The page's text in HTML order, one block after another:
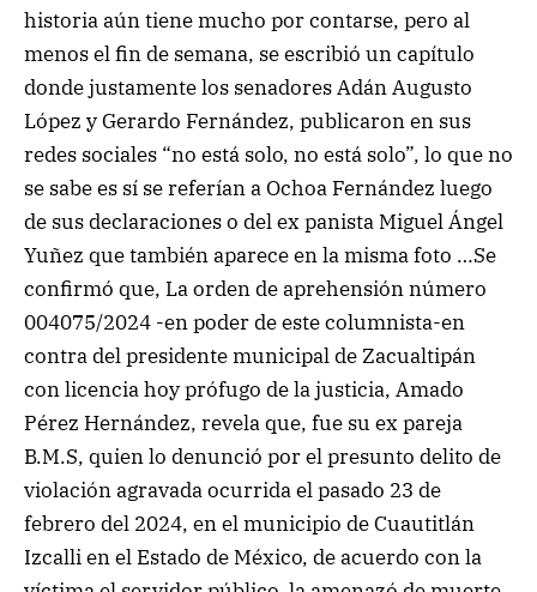
historia aún tiene mucho por contarse, pero al
menos el fin de semana, se escribió un capítulo
donde justamente los senadores Adán Augusto
López y Gerardo Fernández, publicaron en sus
redes sociales “no está solo, no está solo”, lo que no
se sabe es sí se referían a Ochoa Fernández luego
de sus declaraciones o del ex panista Miguel Ángel
Yuñez que también aparece en la misma foto …Se
confirmó que, La orden de aprehensión número
004075/2024 -en poder de este columnista-en
contra del presidente municipal de Zacualtipán
con licencia hoy prófugo de la justicia, Amado
Pérez Hernández, revela que, fue su ex pareja
B.M.S, quien lo denunció por el presunto delito de
violación agravada ocurrida el pasado 23 de
febrero del 2024, en el municipio de Cuautitlán
Izcalli en el Estado de México, de acuerdo con la